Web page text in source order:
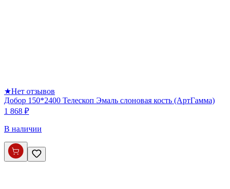
★Нет отзывов
Добор 150*2400 Телескоп Эмаль слоновая кость (АртГамма)
1 868 ₽
В наличии